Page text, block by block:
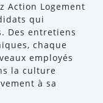
Action Logement
qui
Des entretiens
chaque
employés
la culture
à sa